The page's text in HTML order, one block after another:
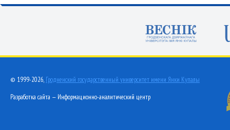
© 1999-2026, Гродненский государственный университет имени Янки Купалы
Разработка сайта — Информационно-аналитический центр